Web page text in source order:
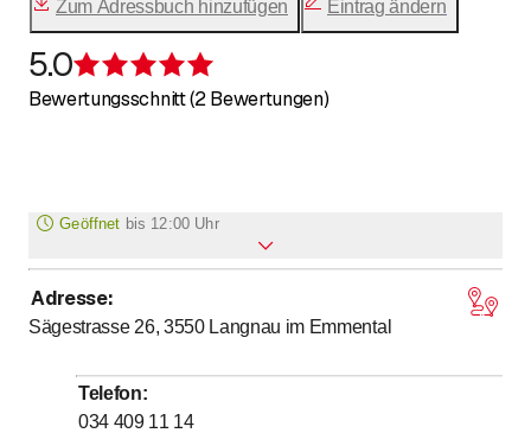
Zum Adressbuch hinzufügen Eintrag ändern
5.0
Bewertungsschnitt (2 Bewertungen)
Geöffnet bis 12:00 Uhr
Montag
00
Dienstag
7:15 - bis
12:00/ 13:00
Mittwoch
7:15- bis
12:00/ 13:00- bis
17:00
Donnerstag
Adresse:
Sägestrasse 26, 3550 Langnau im Emmental
Telefon:
034 409 11 14